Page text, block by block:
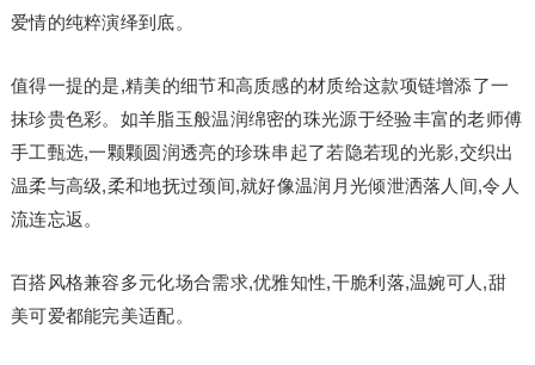
爱情的纯粹演绎到底。
值得一提的是,精美的细节和高质感的材质给这款项链增添了一
抹珍贵色彩。如羊脂玉般温润绵密的珠光源于经验丰富的老师傅
手工甄选,一颗颗圆润透亮的珍珠串起了若隐若现的光影,交织出
温柔与高级,柔和地抚过颈间,就好像温润月光倾泄洒落人间,令人
流连忘返。
百搭风格兼容多元化场合需求,优雅知性,干脆利落,温婉可人,甜
美可爱都能完美适配。